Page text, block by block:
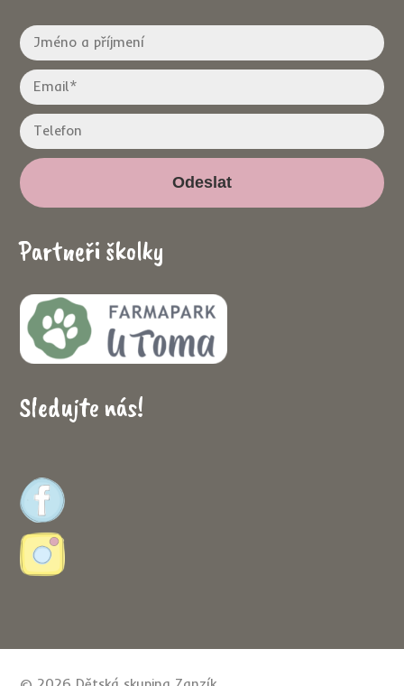
Odeslat
Partneři školky
Sledujte nás!